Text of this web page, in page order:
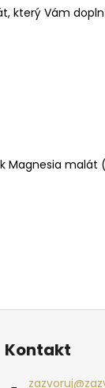
který Vám
Magnesia malát
Kontakt
zazvoruj@